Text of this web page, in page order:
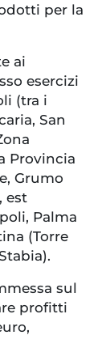
per la
ai
esercizi
(tra i
San
Provincia
Grumo
est
Palma
(Torre
sul
profitti